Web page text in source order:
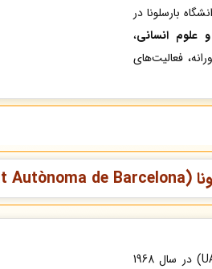
بارسلونا در
علوم انسانی،
فعالیت‌های
دانشگاه خودمختار بارسلونا (Universitat Autònoma de Barcelona یا UAB) در سال 1968